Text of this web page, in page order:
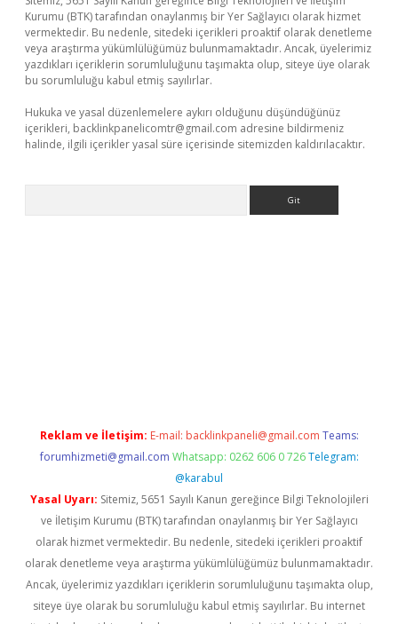
Kurumu (BTK) tarafından onaylanmış bir Yer Sağlayıcı olarak hizmet
vermektedir. Bu nedenle, sitedeki içerikleri proaktif olarak denetleme
veya araştırma yükümlülüğümüz bulunmamaktadır. Ancak, üyelerimiz
yazdıkları içeriklerin sorumluluğunu taşımakta olup, siteye üye olarak
bu sorumluluğu kabul etmiş sayılırlar.
Hukuka ve yasal düzenlemelere aykırı olduğunu düşündüğünüz
içerikleri, backlinkpanelicomtr@gmail.com adresine bildirmeniz
halinde, ilgili içerikler yasal süre içerisinde sitemizden kaldırılacaktır.
Reklam ve İletişim: E-mail: backlinkpaneli@gmail.com Teams:
forumhizmeti@gmail.com Whatsapp: 0262 606 0 726 Telegram:
@karabul
Yasal Uyarı: Sitemiz, 5651 Sayılı Kanun gereğince Bilgi Teknolojileri
ve İletişim Kurumu (BTK) tarafından onaylanmış bir Yer Sağlayıcı
olarak hizmet vermektedir. Bu nedenle, sitedeki içerikleri proaktif
olarak denetleme veya araştırma yükümlülüğümüz bulunmamaktadır.
Ancak, üyelerimiz yazdıkları içeriklerin sorumluluğunu taşımakta olup,
siteye üye olarak bu sorumluluğu kabul etmiş sayılırlar. Bu internet